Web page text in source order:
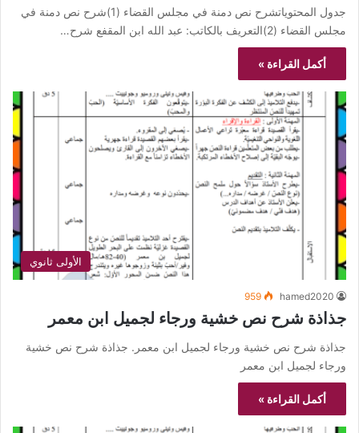
جدول المحتوياتشرح نص دمنة في مجلس القضاء (1)شرح نص دمنة في
مجلس القضاء (2)التعريف بالكاتب: عبد الله ابن المقفع شرح…
أكمل القراءة »
الأولى ثانوي
hamed2020
959
جذاذة شرح نص خشية ورجاء لجميل ابن معمر
جذاذة شرح نص خشية ورجاء لجميل ابن معمر. جذاذة شرح نص خشية
ورجاء لجميل ابن معمر
أكمل القراءة »